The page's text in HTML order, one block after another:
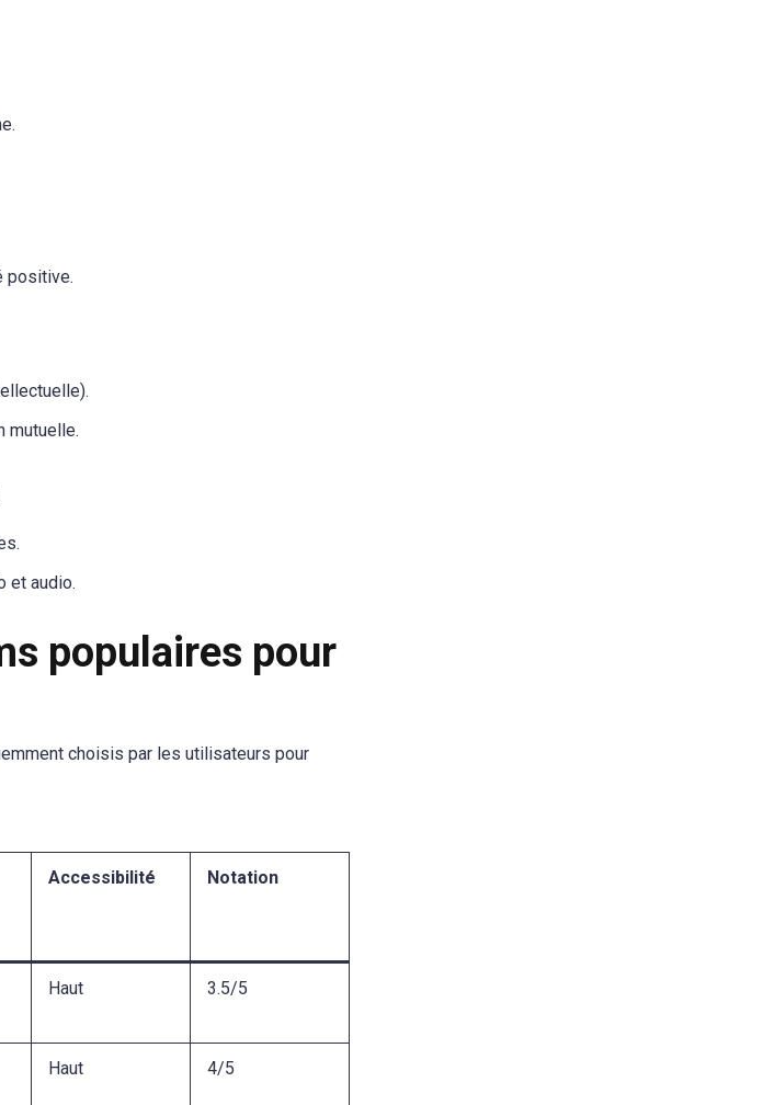
positive.
mutuelle.
et audio.
populaires pour
choisis par les utilisateurs pour
Accessibilité Notation
Haut 3.5/5
Haut 4/5